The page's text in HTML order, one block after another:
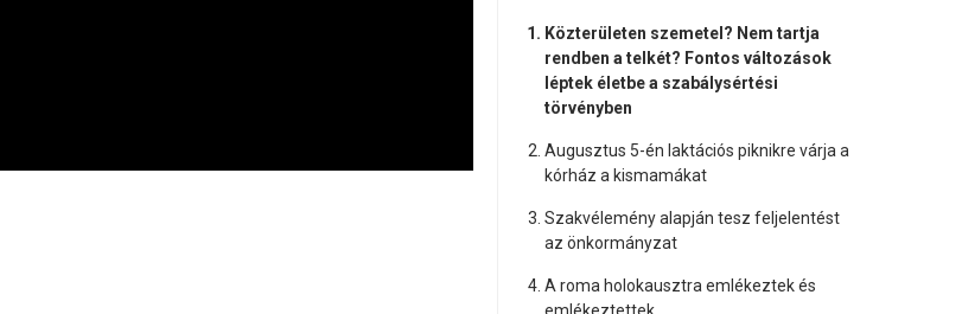
Közterületen szemetel? Nem tartja
rendben a telkét? Fontos változások
léptek életbe a szabálysértési
törvényben
Augusztus 5-én laktációs piknikre várja a
kórház a kismamákat
Szakvélemény alapján tesz feljelentést
az önkormányzat
A roma holokausztra emlékeztek és